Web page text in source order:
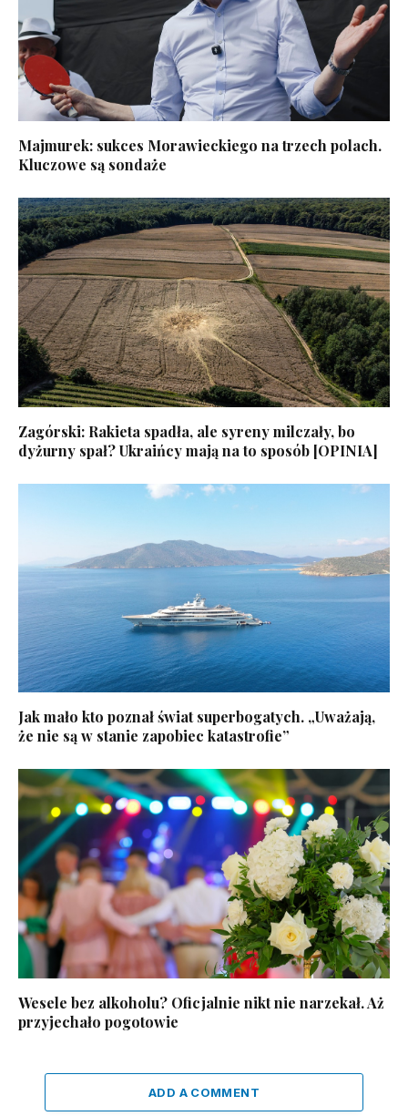
Majmurek: sukces Morawieckiego na trzech polach.
Kluczowe są sondaże
Zagórski: Rakieta spadła, ale syreny milczały, bo
dyżurny spał? Ukraińcy mają na to sposób [OPINIA]
Jak mało kto poznał świat superbogatych. „Uważają,
że nie są w stanie zapobiec katastrofie”
Wesele bez alkoholu? Oficjalnie nikt nie narzekał. Aż
przyjechało pogotowie
ADD A COMMENT